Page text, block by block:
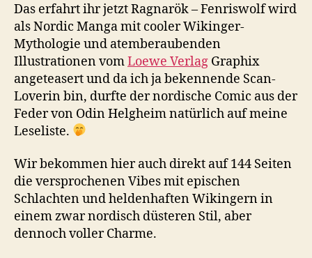
Das erfahrt ihr jetzt Ragnarök – Fenriswolf wird
als Nordic Manga mit cooler Wikinger-
Mythologie und atemberaubenden
Illustrationen vomLoewe Verlag Graphix
angeteasert und da ich ja bekennende Scan-
Loverin bin, durfte der nordische Comic aus der
Feder von Odin Helgheim natürlich auf meine
Leseliste.
Wir bekommen hier auch direkt auf 144 Seiten
die versprochenen Vibes mit epischen
Schlachten und heldenhaften Wikingern in
einem zwar nordisch düsteren Stil, aber
dennoch voller Charme.